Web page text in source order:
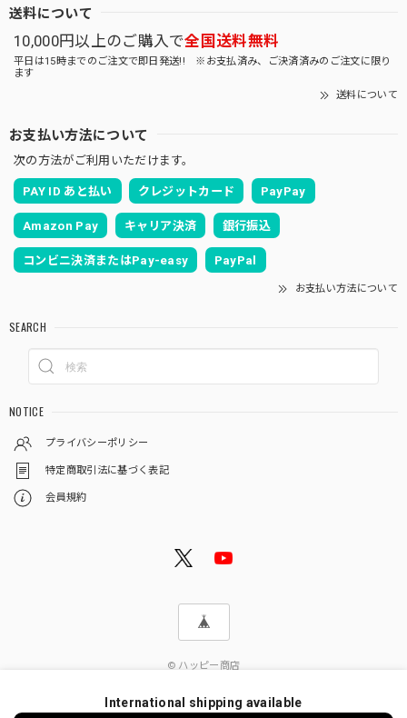
送料について
10,000円以上のご購入で全国送料無料
平日は15時までのご注文で即日発送!! ※お支払済み、ご決済済みのご注文に限り
ます
送料について
お支払い方法について
次の方法がご利用いただけます。
PAY ID あと払い クレジットカード PayPay
Amazon Pay キャリア決済 銀行振込
コンビニ決済またはPay-easy PayPal
お支払い方法について
SEARCH
NOTICE
プライバシーポリシー
特定商取引法に基づく表記
会員規約
© ハッピー商店
International shipping available